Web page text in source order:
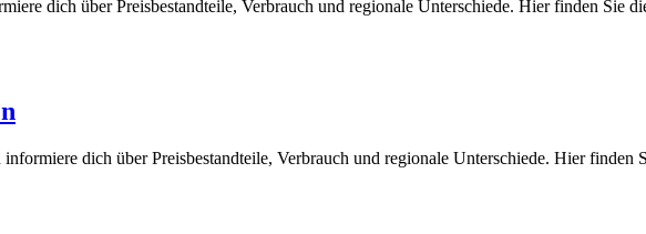
dich über Preisbestandteile, Verbrauch und regionale Unterschiede. Hier finden Sie
dich über Preisbestandteile, Verbrauch und regionale Unterschiede. Hier finden